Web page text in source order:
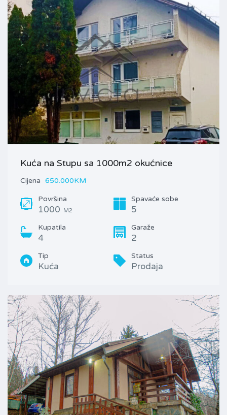
Kuća na Stupu sa 1000m2 okućnice
Cijena 650.000KM
Površina
1000 M2
Spavaće sobe
5
Kupatila
4
Garaže
2
Tip
Kuća
Status
Prodaja